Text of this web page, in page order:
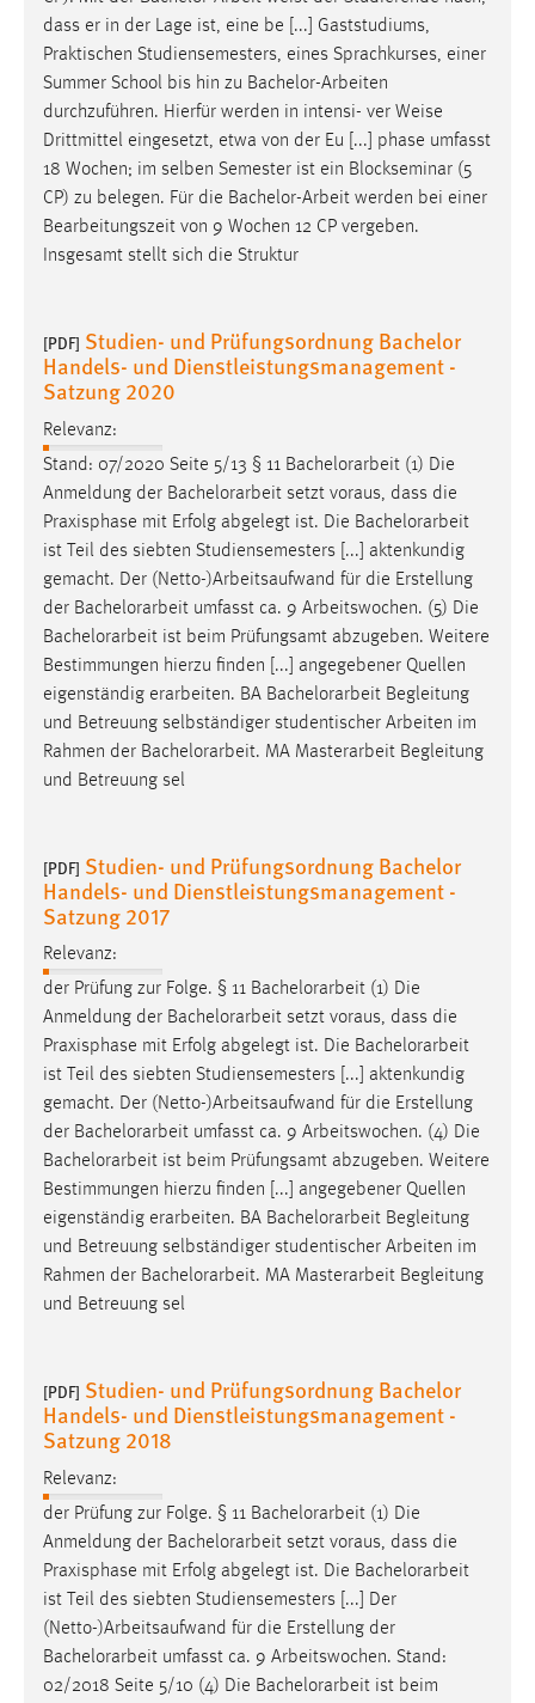
dass er in der Lage ist, eine be [...] Gaststudiums,
Praktischen Studiensemesters, eines Sprachkurses, einer
Summer School bis hin zu Bachelor-Arbeiten
durchzuführen. Hierfür werden in intensi- ver Weise
Drittmittel eingesetzt, etwa von der Eu [...] phase umfasst
18 Wochen; im selben Semester ist ein Blockseminar (5
CP) zu belegen. Für die Bachelor-Arbeit werden bei einer
Bearbeitungszeit von 9 Wochen 12 CP vergeben.
Insgesamt stellt sich die Struktur
[PDF] Studien- und Prüfungsordnung Bachelor
Handels- und Dienstleistungsmanagement -
Satzung 2020
Relevanz:
Stand: 07/2020 Seite 5/13 § 11 Bachelorarbeit (1) Die
Anmeldung der Bachelorarbeit setzt voraus, dass die
Praxisphase mit Erfolg abgelegt ist. Die Bachelorarbeit
ist Teil des siebten Studiensemesters [...] aktenkundig
gemacht. Der (Netto-)Arbeitsaufwand für die Erstellung
der Bachelorarbeit umfasst ca. 9 Arbeitswochen. (5) Die
Bachelorarbeit ist beim Prüfungsamt abzugeben. Weitere
Bestimmungen hierzu finden [...] angegebener Quellen
eigenständig erarbeiten. BA Bachelorarbeit Begleitung
und Betreuung selbständiger studentischer Arbeiten im
Rahmen der Bachelorarbeit. MA Masterarbeit Begleitung
und Betreuung sel
[PDF] Studien- und Prüfungsordnung Bachelor
Handels- und Dienstleistungsmanagement -
Satzung 2017
Relevanz:
der Prüfung zur Folge. § 11 Bachelorarbeit (1) Die
Anmeldung der Bachelorarbeit setzt voraus, dass die
Praxisphase mit Erfolg abgelegt ist. Die Bachelorarbeit
ist Teil des siebten Studiensemesters [...] aktenkundig
gemacht. Der (Netto-)Arbeitsaufwand für die Erstellung
der Bachelorarbeit umfasst ca. 9 Arbeitswochen. (4) Die
Bachelorarbeit ist beim Prüfungsamt abzugeben. Weitere
Bestimmungen hierzu finden [...] angegebener Quellen
eigenständig erarbeiten. BA Bachelorarbeit Begleitung
und Betreuung selbständiger studentischer Arbeiten im
Rahmen der Bachelorarbeit. MA Masterarbeit Begleitung
und Betreuung sel
[PDF] Studien- und Prüfungsordnung Bachelor
Handels- und Dienstleistungsmanagement -
Satzung 2018
Relevanz:
der Prüfung zur Folge. § 11 Bachelorarbeit (1) Die
Anmeldung der Bachelorarbeit setzt voraus, dass die
Praxisphase mit Erfolg abgelegt ist. Die Bachelorarbeit
ist Teil des siebten Studiensemesters [...] Der
(Netto-)Arbeitsaufwand für die Erstellung der
Bachelorarbeit umfasst ca. 9 Arbeitswochen. Stand:
02/2018 Seite 5/10 (4) Die Bachelorarbeit ist beim
Conversion-Tracking
Cookie Laufzeit:
Facebook Pixel
Name:
Zweck:
Conversion-Tracking
Cookie Laufzeit:
EXTERNE MEDIEN
Um Inhalte von Videoplattformen und Social Media
Plattformen anzeigen zu können, werden von diesen
externen Medien Cookies gesetzt.
YouTube
Vimeo